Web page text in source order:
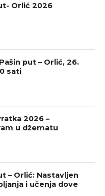
Orlić 2026
put – Orlić, 26.
sati
2026 –
u džematu
– Orlić: Nastavljen
i učenja dove